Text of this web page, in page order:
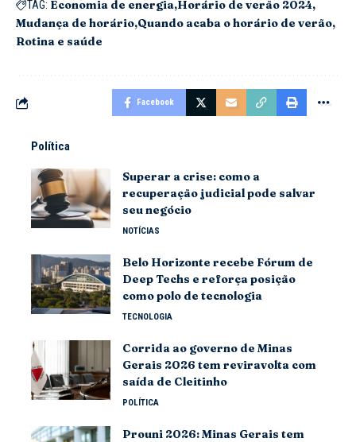
TAG: Economia de energia Horário de verão 2024
Mudança de horário Quando acaba o horário de verão
Rotina e saúde
Facebook
Política
Superar a crise: como a
recuperação judicial pode salvar
seu negócio
NOTÍCIAS
Belo Horizonte recebe Fórum de
Deep Techs e reforça posição
como polo de tecnologia
TECNOLOGIA
Corrida ao governo de Minas
Gerais 2026 tem reviravolta com
saída de Cleitinho
POLÍTICA
Prouni 2026: Minas Gerais tem